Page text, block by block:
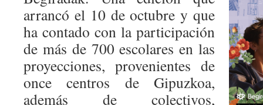
arrancó el 10 de octubre y que
ha contado con la participación
de más de 700 escolares en las
proyecciones, provenientes de
once centros de Gipuzkoa,
además de colectivos,